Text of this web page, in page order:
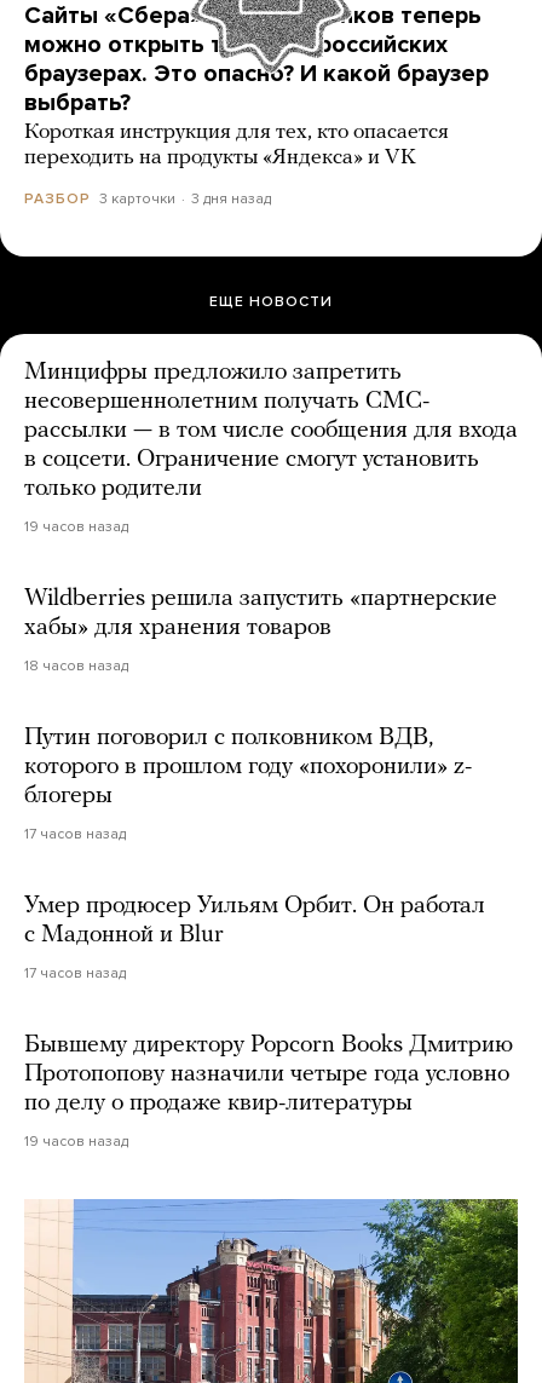
Сайты «Сбера» и других банков теперь
можно открыть только в российских
браузерах. Это опасно? И какой браузер
выбрать?
Короткая инструкция для тех, кто опасается
переходить на продукты «Яндекса» и VK
РАЗБОР 3 карточки 3 дня назад
ЕЩЕ НОВОСТИ
Минцифры предложило запретить
несовершеннолетним получать СМС-
рассылки — в том числе сообщения для входа
в соцсети. Ограничение смогут установить
только родители
19 часов назад
Wildberries решила запустить «партнерские
хабы» для хранения товаров
18 часов назад
Путин поговорил с полковником ВДВ,
которого в прошлом году «похоронили» z-
блогеры
17 часов назад
Умер продюсер Уильям Орбит. Он работал
с Мадонной и Blur
17 часов назад
Бывшему директору Popcorn Books Дмитрию
Протопопову назначили четыре года условно
по делу о продаже квир-литературы
19 часов назад